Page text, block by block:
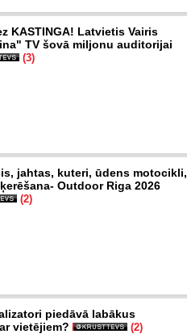
KASTINGA! Latvietis Vairis
TV šovā miljonu auditorijai
(3)
jahtas, kuteri, ūdens motocikli,
Outdoor Riga 2026
(2)
piedāvā labākus
vietējiem?
(2)